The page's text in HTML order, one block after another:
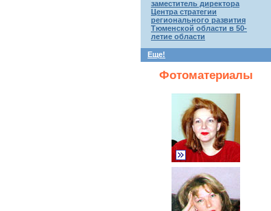
заместитель директора
Центра стратегии
регионального развития
Тюменской области в 50-
летие области
Еще!
Фотоматериалы